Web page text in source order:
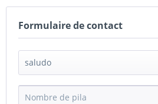
Formulaire de contact